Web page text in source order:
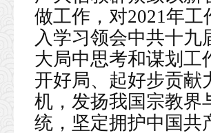
做工作，对2021年
入学习领会中共十
大局中思考和谋划工
开好局、起好步贡献
机，发扬我国宗教界
统，坚定拥护中国共